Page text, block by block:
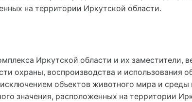
на территории Иркутской области.
Иркутской области и их заместители,
охраны, воспроизводства и использования
объектов животного мира и
значения, расположенных на территории